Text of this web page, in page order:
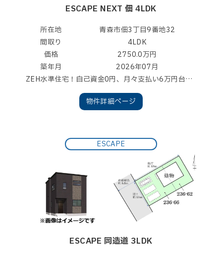
ESCAPE NEXT 佃 4LDK
所在地
青森市佃3丁目9番地32
間取り
4LDK
価格
2750.0万円
築年月
2026年07月
ZEH水準住宅！自己資金0円、月々支払い6万円台から買える土地付き新築住宅！家族構成に合わせて使える4LDK！アフター最大10年保証！白蟻10年保証！フラット３５Ｓ（ZEH）対応住宅！みらいエコ住宅2026事業対象住宅（ZEH水準住宅）！
物件詳細ページ
ESCAPE
ESCAPE 岡造道 3LDK